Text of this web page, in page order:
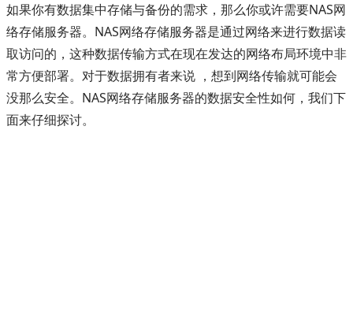
如果你有数据集中存储与备份的需求，那么你或许需要NAS网
络存储服务器。NAS网络存储服务器是通过网络来进行数据读
取访问的，这种数据传输方式在现在发达的网络布局环境中非
常方便部署。对于数据拥有者来说 ，想到网络传输就可能会
没那么安全。NAS网络存储服务器的数据安全性如何，我们下
面来仔细探讨。